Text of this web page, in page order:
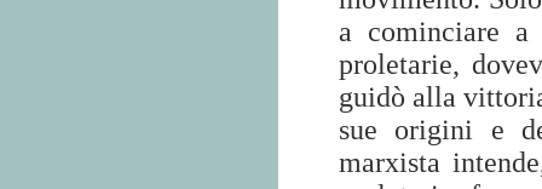
a cominciare a
proletarie,
guidò alla
sue origini e
marxista